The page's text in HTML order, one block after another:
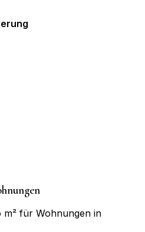
für Wohnungen in